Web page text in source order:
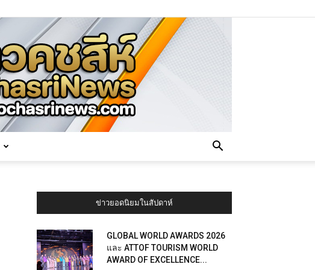
ข่าวยอดนิยมในสัปดาห์
GLOBAL WORLD AWARDS 2026
และ ATTOF TOURISM WORLD
AWARD OF EXCELLENCE...